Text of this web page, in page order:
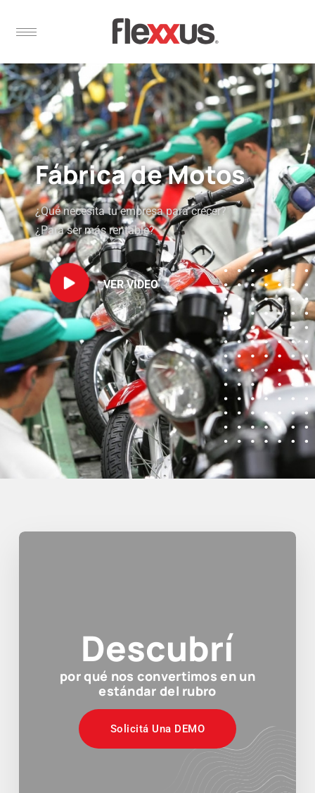
Fábrica de Motos
¿Qué necesita tu empresa para crecer?
¿Para ser más rentable?
VER VIDEO
Descubrí
por qué nos convertimos en un
estándar del rubro
Solicitá Una DEMO